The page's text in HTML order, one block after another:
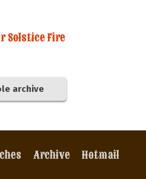
Solstice Fire
archive
Archive Hotmail